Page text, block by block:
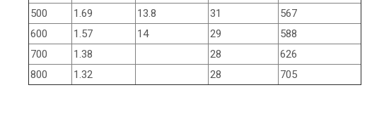
500
1.69 13.8 31
567
600
1.57 14 29
588
700
1.38 28
626
800
1.32 28 705